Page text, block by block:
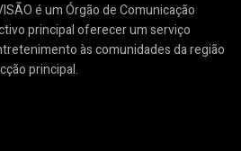
é um Órgão de Comunicação
principal oferecer um serviço
às comunidades da região
principal.